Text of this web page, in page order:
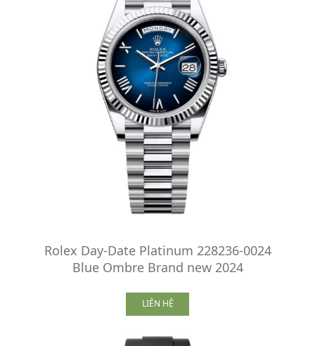
Rolex Day-Date Platinum 228236-0024
Blue Ombre Brand new 2024
LIÊN HỆ